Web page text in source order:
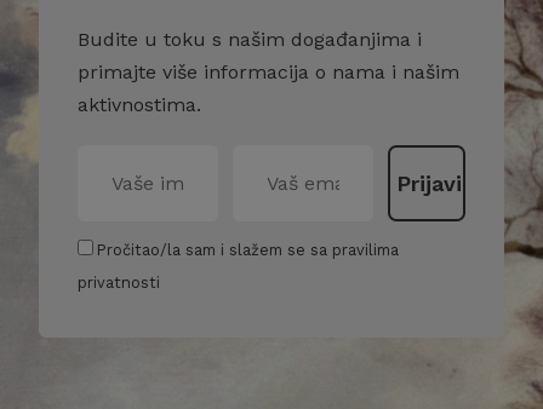
Budite u toku s našim događanjima i
primajte više informacija o nama i našim
aktivnostima.
Pročitao/la sam i slažem se sa pravilima
privatnosti